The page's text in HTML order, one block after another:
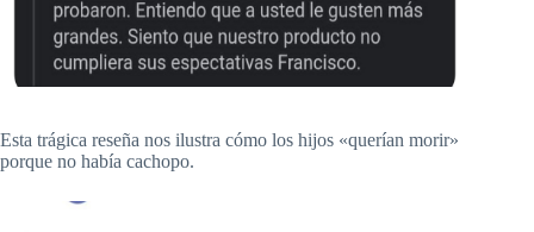
Esta trágica reseña nos ilustra cómo los hijos «querían morir»
porque no había cachopo.